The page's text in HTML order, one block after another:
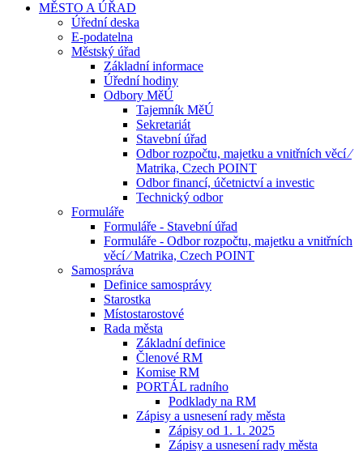
MĚSTO A ÚŘAD
Úřední deska
E-podatelna
Městský úřad
Základní informace
Úřední hodiny
Odbory MěÚ
Tajemník MěÚ
Sekretariát
Stavební úřad
Odbor rozpočtu, majetku a vnitřních věcí ⁄
Matrika, Czech POINT
Odbor financí, účetnictví a investic
Technický odbor
Formuláře
Formuláře - Stavební úřad
Formuláře - Odbor rozpočtu, majetku a vnitřních
věcí ⁄ Matrika, Czech POINT
Samospráva
Definice samosprávy
Starostka
Místostarostové
Rada města
Základní definice
Členové RM
Komise RM
PORTÁL radního
Podklady na RM
Zápisy a usnesení rady města
Zápisy od 1. 1. 2025
Zápisy a usnesení rady města